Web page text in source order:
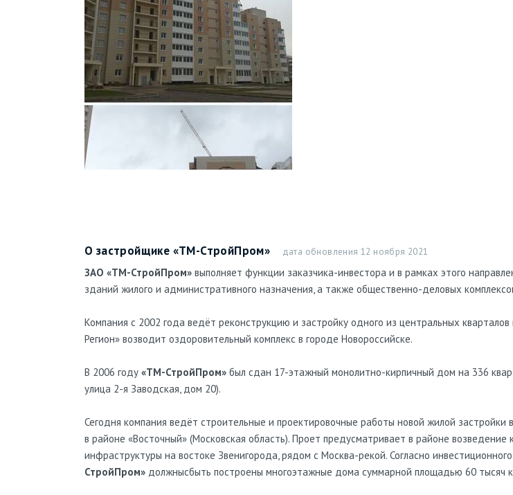
О застройщике «ТМ-СтройПром» дата обновления 12 ноября 2021
ЗАО «ТМ-СтройПром» выполняет функции заказчика-инвестора и в рамках этого
зданий жилого и административного назначения, а также общественно-деловых
Компания с 2002 года ведёт реконструкцию и застройку одного из центральных
Регион» возводит оздоровительный комплекс в городе Новороссийске.
В 2006 году «ТМ-СтройПром» был сдан 17-этажный монолитно-кирпичный дом на 336
улица 2-я Заводская, дом 20).
Сегодня компания ведёт строительные и проектировочные работы новой жилой
в районе «Восточный» (Московская область). Проет предусматривает в районе возведение
инфраструктуры на востоке Звенигорода, рядом с Москва-рекой. Согласно
СтройПром» должнысбыть построены многоэтажные дома суммарной площадью 60 тысяч